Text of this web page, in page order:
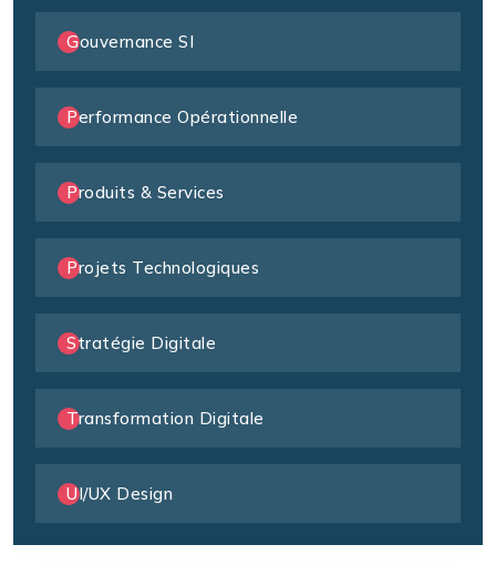
Gouvernance SI
Performance Opérationnelle
Produits & Services
Projets Technologiques
Stratégie Digitale
Transformation Digitale
UI/UX Design